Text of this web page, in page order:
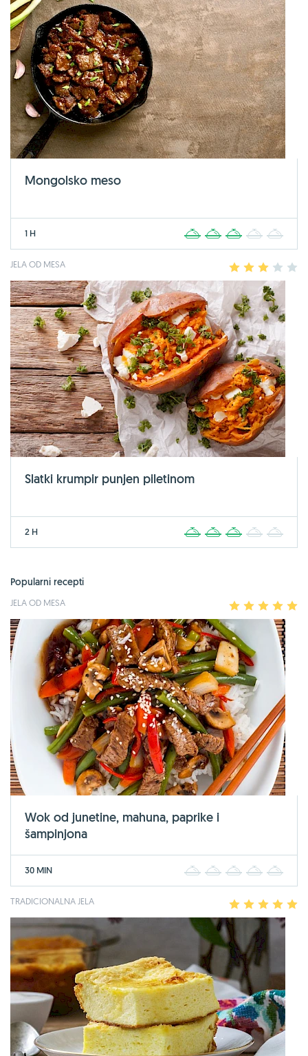
Mongolsko meso
1 H 2 3 4
JELA OD MESA 2 3 4
Slatki krumpir punjen piletinom
2 H 2 3 4
Popularni recepti
JELA OD MESA 2 3 4
Wok od junetine, mahuna, paprike i
šampinjona
30 MIN 2 3 4
TRADICIONALNA JELA 2 3 4